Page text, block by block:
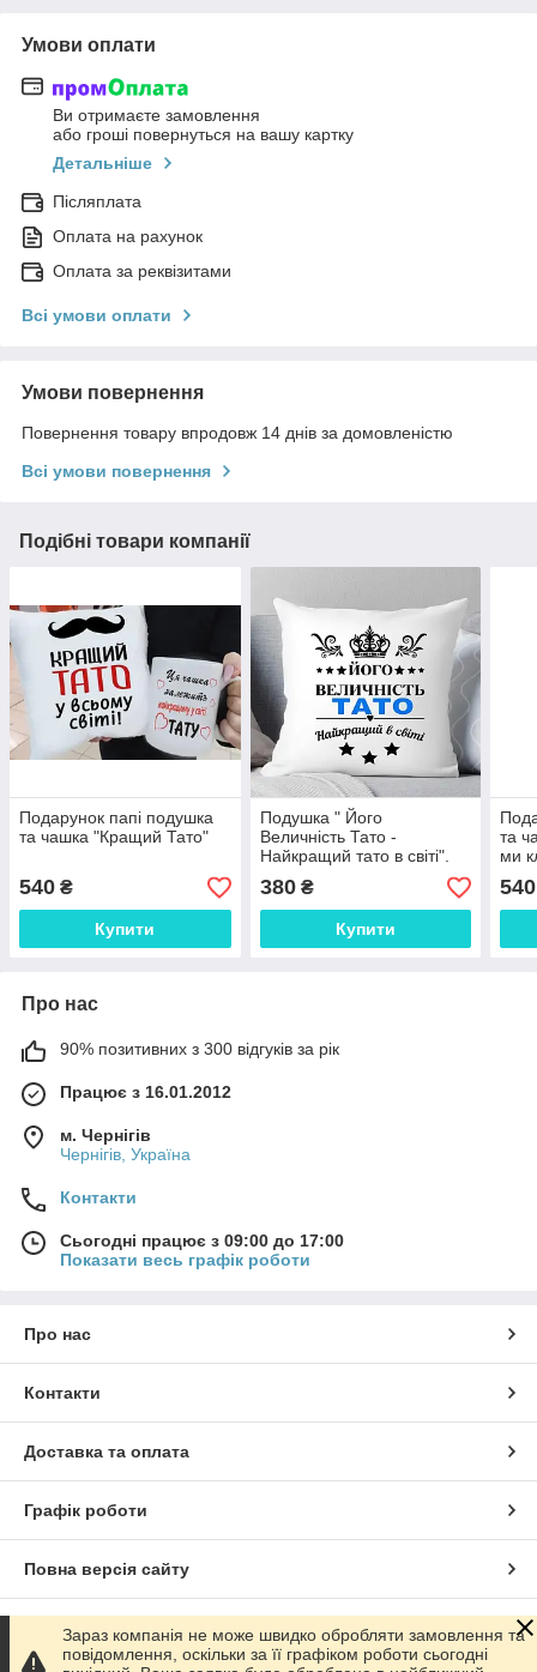
Умови оплати
Ви отримаєте замовлення
або гроші повернуться на вашу картку
Детальніше
Післяплата
Оплата на рахунок
Оплата за реквізитами
Всі умови оплати
Умови повернення
Повернення товару впродовж 14 днів за домовленістю
Всі умови повернення
Подібні товари компанії
Подарунок папі подушка
та чашка "Кращий Тато"
540 ₴
Купити
Подушка " Його
Величність Тато -
Найкращий тато в світі".
Подарунок на день
батька. Подарунок для
тата
380₴
Купити
та
ми
540
Про нас
90% позитивних з 300 відгуків за рік
Працює з 16.01.2012
м. Чернігів
Чернігів, Україна
Контакти
Сьогодні працює з 09:00 до 17:00
Показати весь графік роботи
Про нас
Контакти
Доставка та оплата
Графік роботи
Повна версія сайту
Сайт створено на маркетплейсіProm.ua
Зараз компанія не може швидко обробляти замовлення та
повідомлення, оскільки за її графіком роботи сьогодні